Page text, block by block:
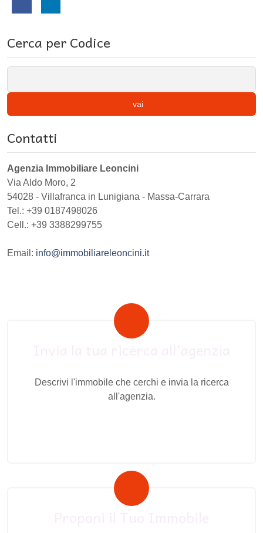
Cerca per Codice
vai
Contatti
Agenzia Immobiliare Leoncini
Via Aldo Moro, 2
54028 - Villafranca in Lunigiana - Massa-Carrara
Tel.: +39 0187498026
Cell.: +39 3388299755
Email: info@immobiliareleoncini.it
Descrivi l'immobile che cerchi e invia la ricerca
all'agenzia.